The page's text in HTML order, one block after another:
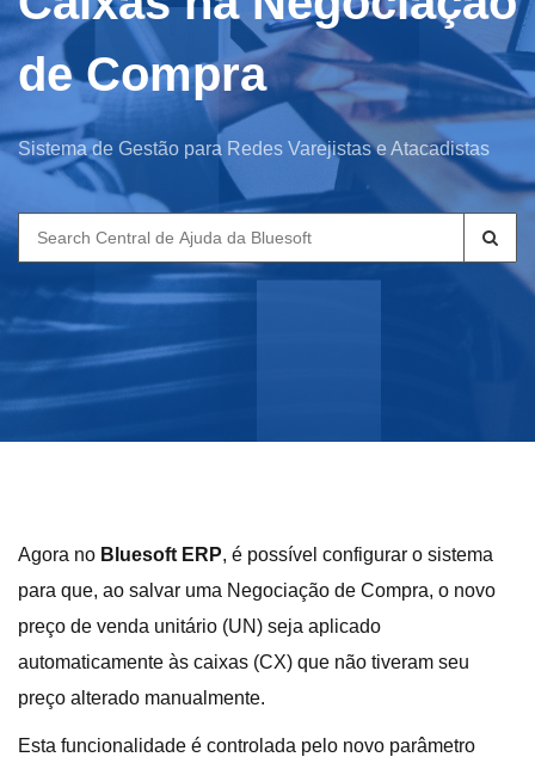
de Compra
Sistema de Gestão para Redes Varejistas e Atacadistas
Search
for:
Agora no Bluesoft ERP, é possível configurar o sistema
para que, ao salvar uma Negociação de Compra, o novo
preço de venda unitário (UN) seja aplicado
automaticamente às caixas (CX) que não tiveram seu
preço alterado manualmente.
Esta funcionalidade é controlada pelo novo parâmetro